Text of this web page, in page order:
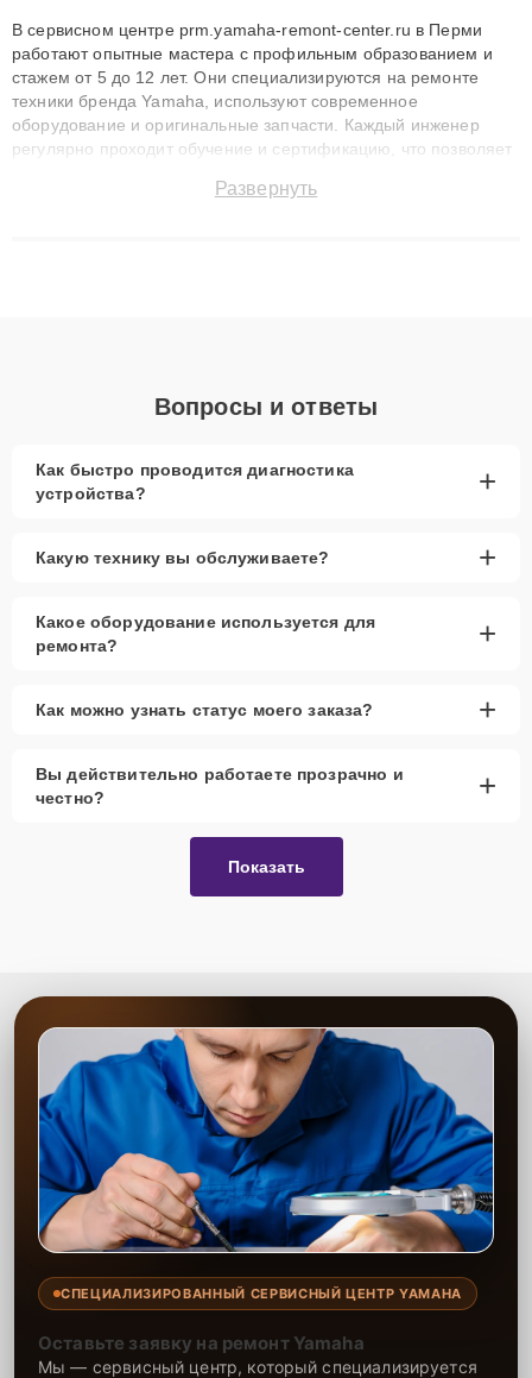
В сервисном центре prm.yamaha-remont-center.ru в Перми
работают опытные мастера с профильным образованием и
стажем от 5 до 12 лет. Они специализируются на ремонте
техники бренда Yamaha, используют современное
оборудование и оригинальные запчасти. Каждый инженер
регулярно проходит обучение и сертификацию, что позволяет
технику с сохранением гарантии до 3 лет. Наши мастера
Развернуть
Вопросы и ответы
Как быстро проводится диагностика
устройства?
+
Какую технику вы обслуживаете? +
Какое оборудование используется для
ремонта?
+
Как можно узнать статус моего заказа? +
Вы действительно работаете прозрачно и
честно?
+
Показать
СПЕЦИАЛИЗИРОВАННЫЙ СЕРВИСНЫЙ ЦЕНТР YAMAHA
Оставьте заявку на ремонт Yamaha
Мы — сервисный центр, который специализируется